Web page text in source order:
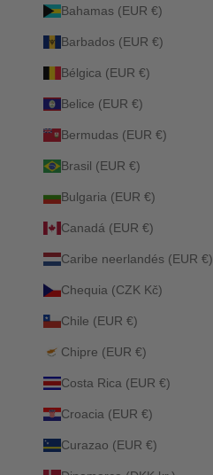
Bahamas (EUR €)
Barbados (EUR €)
Bélgica (EUR €)
Belice (EUR €)
Bermudas (EUR €)
Brasil (EUR €)
Bulgaria (EUR €)
Canadá (EUR €)
Caribe neerlandés (EUR €)
Chequia (CZK Kč)
Chile (EUR €)
Chipre (EUR €)
Costa Rica (EUR €)
Croacia (EUR €)
Curazao (EUR €)